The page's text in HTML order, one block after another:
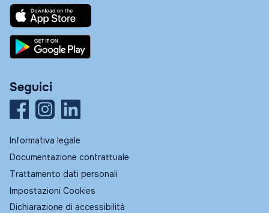
Seguici
Informativa legale
Documentazione contrattuale
Trattamento dati personali
Impostazioni Cookies
Dichiarazione di accessibilità